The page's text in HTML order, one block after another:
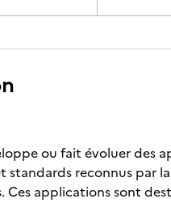
ou fait évoluer des
standards reconnus par
applications sont